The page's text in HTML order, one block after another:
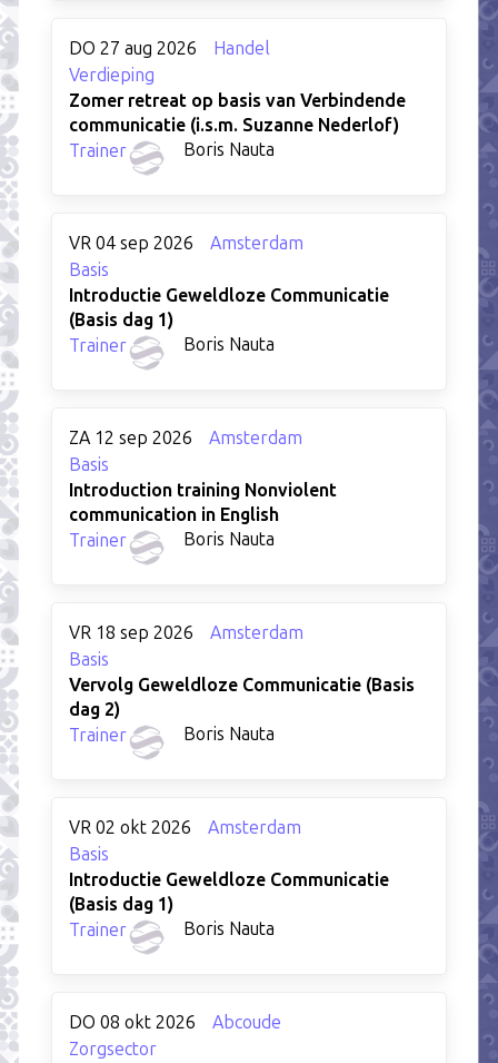
DO 27 aug 2026
Handel
Verdieping
Zomer retreat op basis van Verbindende
communicatie (i.s.m. Suzanne Nederlof)
Trainer
Boris Nauta
VR 04 sep 2026
Amsterdam
Basis
Introductie Geweldloze Communicatie
(Basis dag 1)
Trainer
Boris Nauta
ZA 12 sep 2026
Amsterdam
Basis
Introduction training Nonviolent
communication in English
Trainer
Boris Nauta
VR 18 sep 2026
Amsterdam
Basis
Vervolg Geweldloze Communicatie (Basis
dag 2)
Trainer
Boris Nauta
VR 02 okt 2026
Amsterdam
Basis
Introductie Geweldloze Communicatie
(Basis dag 1)
Trainer
Boris Nauta
DO 08 okt 2026
Abcoude
Zorgsector